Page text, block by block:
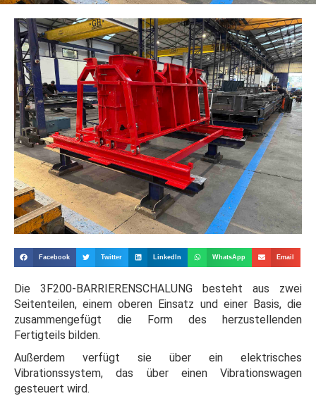
Facebook Twitter LinkedIn WhatsApp Email
Die 3F200-BARRIERENSCHALUNG besteht aus zwei
Seitenteilen, einem oberen Einsatz und einer Basis, die
zusammengefügt die Form des herzustellenden
Fertigteils bilden.
Außerdem verfügt sie über ein elektrisches
Vibrationssystem, das über einen Vibrationswagen
gesteuert wird.